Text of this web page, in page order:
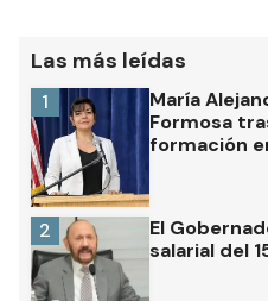
Las más leídas
María
Formosa
formación
1
El
salarial del
2